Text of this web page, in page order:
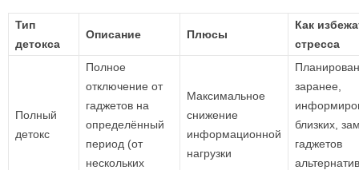
Тип
детокса
Описание Плюсы
Как
стресса
Полный
детокс
Полное
отключение от
гаджетов на
определённый
период (от
нескольких
Максимальное
снижение
информационной
нагрузки
заранее,
близких,
гаджетов